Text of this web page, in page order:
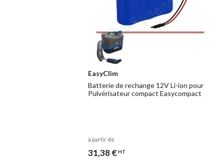
EasyClim
Batterie de rechange 12V Li-ion pour
Pulvérisateur compact Easycompact
à partir de
31,38 € HT